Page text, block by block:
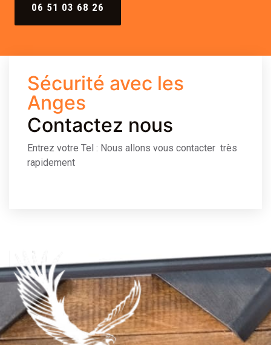
06 51 03 68 26
Sécurité avec les
Anges
Contactez nous
Entrez votre Tel : Nous allons vous contacter très
rapidement